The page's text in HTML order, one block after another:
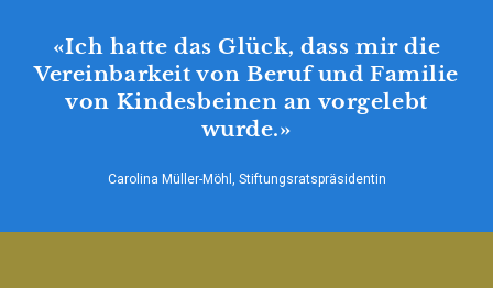
«Ich hatte das Glück, dass mir die
Vereinbarkeit von Beruf und Familie
von Kindesbeinen an vorgelebt
wurde.»
Carolina Müller-Möhl , Stiftungsratspräsidentin